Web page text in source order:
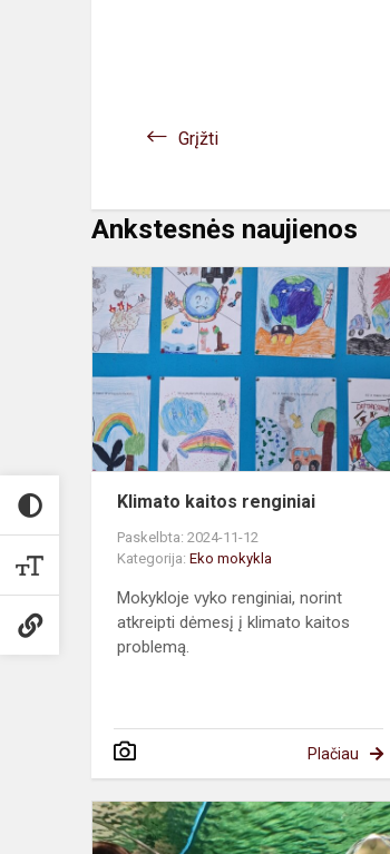
Grįžti
Ankstesnės naujienos
Klimato kaitos renginiai
Paskelbta: 2024-11-12
Kategorija: Eko mokykla
Mokykloje vyko renginiai, norint
atkreipti dėmesį į klimato kaitos
problemą.
Plačiau